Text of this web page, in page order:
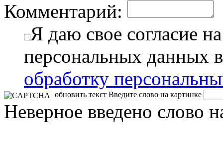
Комментарий:
Я даю свое согласие
персональных данных
обработку
обновить текст Введите слово на картинке
Неверное введено слово